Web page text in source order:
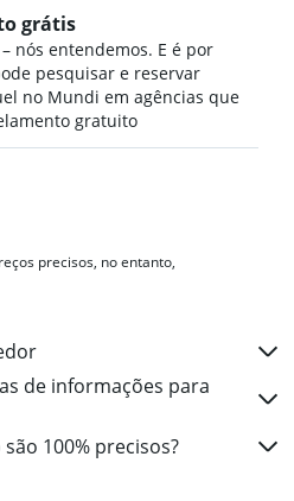
grátis
nós entendemos. E é por
pesquisar e reservar
no Mundi em agências que
gratuito
precisos, no entanto,
de informações para
100% precisos?